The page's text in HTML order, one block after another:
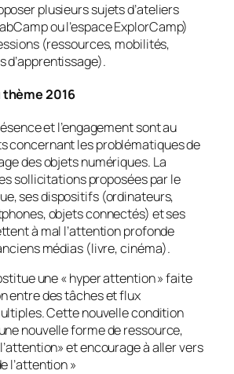
plusieurs sujets d’ateliers
ou l’espace ExplorCamp)
(ressources, mobilités,
d’apprentissage).
2016
et l’engagement sont au
concernant les problématiques de
des objets numériques. La
sollicitations proposées par le
ses dispositifs (ordinateurs,
objets connectés) et ses
à mal l’attention profonde
médias (livre, cinéma).
une «hyper attention» faite
entre des tâches et flux
Cette nouvelle condition
nouvelle forme de ressource,
» et encourage à aller vers
l’attention»